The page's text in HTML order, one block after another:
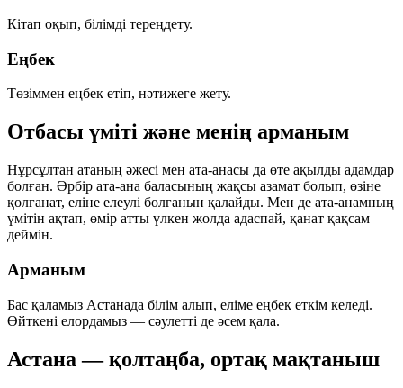
Кітап оқып, білімді тереңдету.
Еңбек
Төзіммен еңбек етіп, нәтижеге жету.
Отбасы үміті және менің арманым
Нұрсұлтан атаның әжесі мен ата-анасы да өте ақылды адамдар
болған. Әрбір ата-ана баласының жақсы азамат болып, өзіне
қолғанат, еліне елеулі болғанын қалайды. Мен де ата-анамның
үмітін ақтап, өмір атты үлкен жолда адаспай, қанат қақсам
деймін.
Арманым
Бас қаламыз Астанада білім алып, еліме еңбек еткім келеді.
Өйткені елордамыз — сәулетті де әсем қала.
Астана — қолтаңба, ортақ мақтаныш